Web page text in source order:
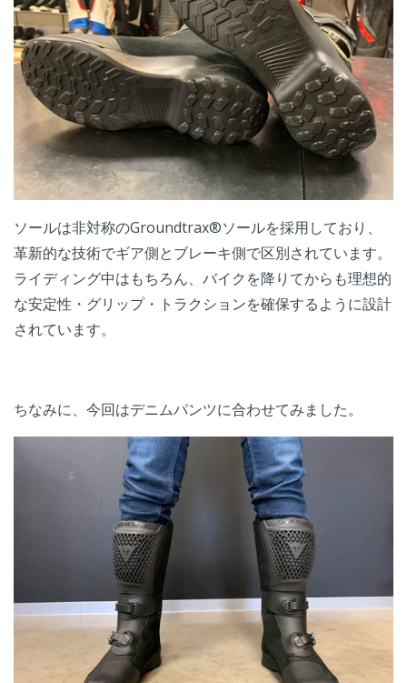
ソールは非対称のGroundtrax®ソールを採用しており、
革新的な技術でギア側とブレーキ側で区別されています。
ライディング中はもちろん、バイクを降りてからも理想的
な安定性・グリップ・トラクションを確保するように設計
されています。
ちなみに、今回はデニムパンツに合わせてみました。